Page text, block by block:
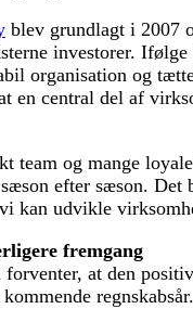
blev grundlagt i 2007
investorer.
organisation og
en central del af
team og mange
efter sæson. Det
kan udvikle
fremgang
at den
regnskabsår.